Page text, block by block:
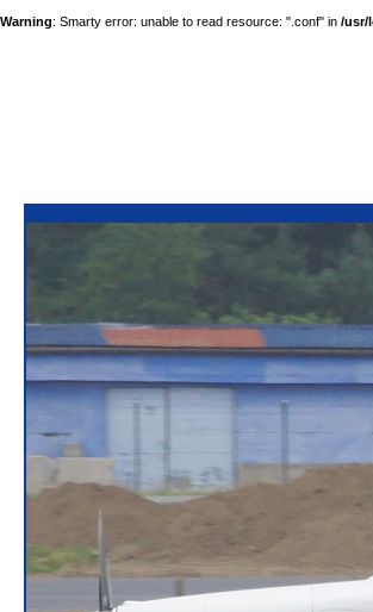
Warning: Smarty error: unable to read resource: ".conf" in /usr/